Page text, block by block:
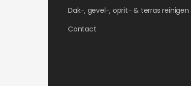
Dak-, gevel-, oprit- & terras reinigen
Contact